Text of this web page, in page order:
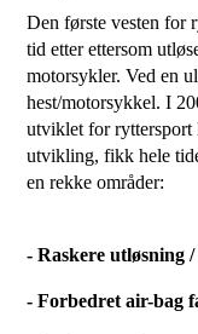
Den første vesten for
tid etter ettersom
motorsykler. Ved en
hest/motorsykkel. I
utviklet for ryttersport
utvikling, fikk hele
en rekke områder:
- Raskere utløsning
- Forbedret air-bag